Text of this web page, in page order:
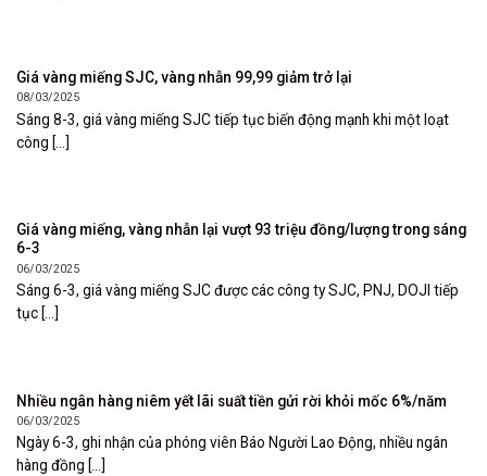
Giá vàng miếng SJC, vàng nhẫn 99,99 giảm trở lại
08/03/2025
Sáng 8-3, giá vàng miếng SJC tiếp tục biến động mạnh khi một loạt
công [...]
Giá vàng miếng, vàng nhẫn lại vượt 93 triệu đồng/lượng trong sáng
6-3
06/03/2025
Sáng 6-3, giá vàng miếng SJC được các công ty SJC, PNJ, DOJI tiếp
tục [...]
Nhiều ngân hàng niêm yết lãi suất tiền gửi rời khỏi mốc 6%/năm
06/03/2025
Ngày 6-3, ghi nhận của phóng viên Báo Người Lao Động, nhiều ngân
hàng đồng [...]